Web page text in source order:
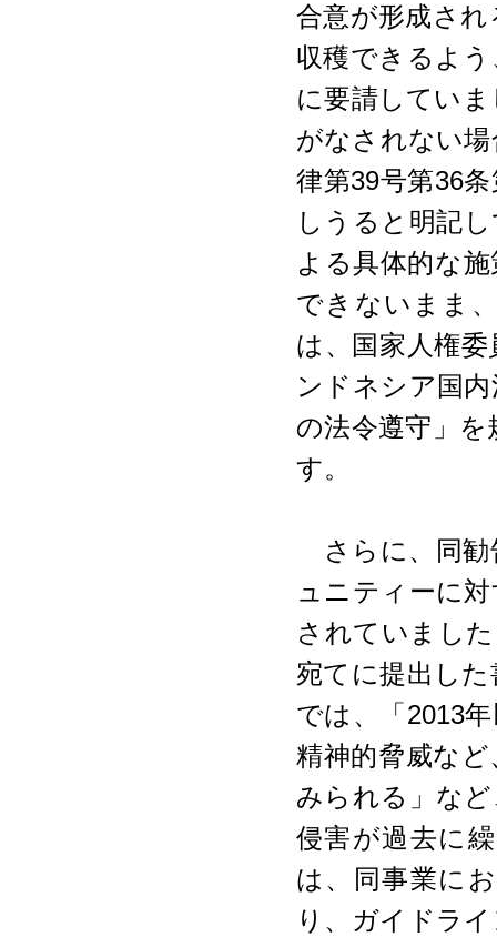
合意が形成さ
収穫できるよ
に要請してい
がなされない
律第39号第36
しうると明記
よる具体的な
できないまま
は、国家人権
ンドネシア国
の法令遵守」
す。
さらに、同勧
ュニティーに
されていまし
宛てに提出し
では、「2013
精神的脅威な
みられる」な
侵害が過去に
は、同事業に
り、ガイドラ